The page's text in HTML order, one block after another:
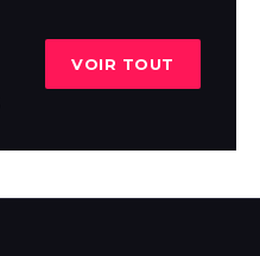
VOIR TOUT